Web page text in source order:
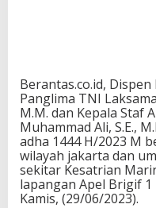
Berantas.co.id,
Panglima TNI
M.M. dan Kepala Staf
Muhammad Ali, S.E.,
adha 1444 H/2023 M
wilayah jakarta dan
sekitar Kesatrian
lapangan Apel Brigif 1
Kamis, (29/06/2023).